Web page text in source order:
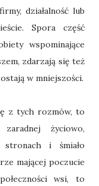
działalność lub
Spora część
wspominające
zdarzają się też
w mniejszości.
z tych rozmów, to
życiowo,
stronach i śmiało
mającej poczucie
wsi, to